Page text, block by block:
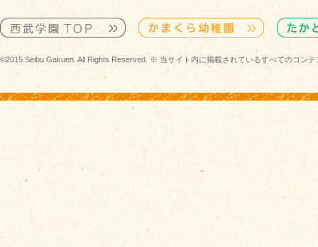
©2015 Seibu Gakuen. All Rights Reserved. ※ 当サイト内に掲載されているすべてのコン